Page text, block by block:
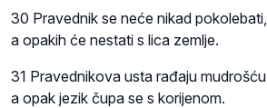
30 Pravednik se neće nikad pokolebati,
a opakih će nestati s lica zemlje.
31 Pravednikova usta rađaju mudrošću,
a opak jezik čupa se s korijenom.